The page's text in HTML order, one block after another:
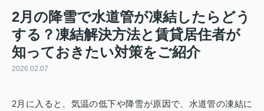
2月の降雪で水道管が凍結したらどう
する？凍結解決方法と賃貸居住者が
知っておきたい対策をご紹介
2026.02.07
2月に入ると、気温の低下や降雪が原因で、水道管の凍結に